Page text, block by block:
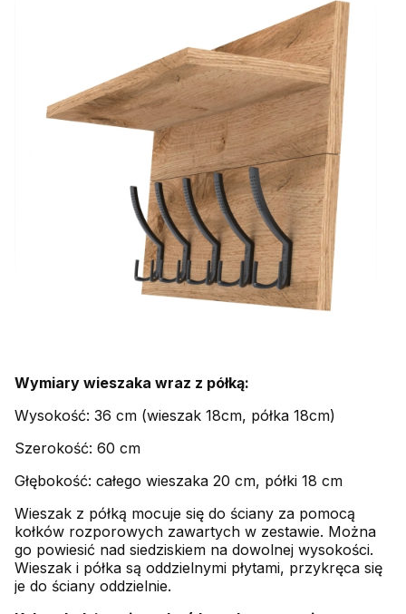
Wymiary wieszaka wraz z półką:
Wysokość: 36 cm (wieszak 18cm, półka 18cm)
Szerokość: 60 cm
Głębokość: całego wieszaka 20 cm, półki 18 cm
Wieszak z półką mocuje się do ściany za pomocą
kołków rozporowych zawartych w zestawie. Można
go powiesić nad siedziskiem na dowolnej wysokości.
Wieszak i półka są oddzielnymi płytami, przykręca się
je do ściany oddzielnie.